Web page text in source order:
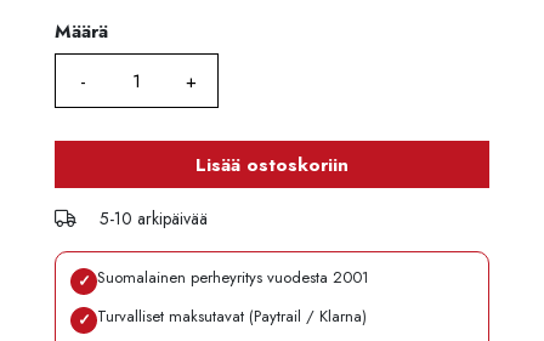
Määrä
Määrä
Lisää ostoskoriin
5-10 arkipäivää
✓ Suomalainen perheyritys vuodesta 2001
✓ Turvalliset maksutavat (Paytrail / Klarna)